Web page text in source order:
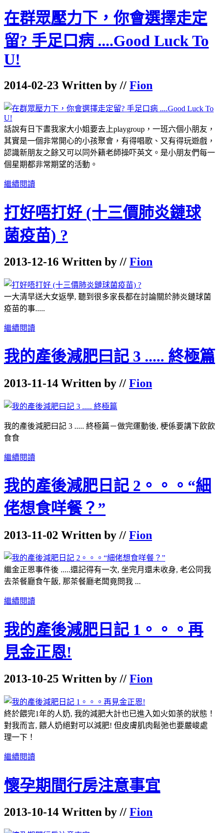
在群眾壓力下，你會選擇走定
留? 手足口病 ....Good Luck To
U!
2014-02-23 Written by // Fion
話說有日下晝我家大小姐要去上playgroup，一班六個小朋友，
其實是一個非常開心的小孩聚會，有得唱歌、又有得玩遊戲，
認識新朋友之餘又可以同外籍老師操吓英文。是小朋友們每一
個星期都非常期望的活動。
繼續閱讀
打好唔打好 (十三價肺炎鏈球
菌疫苗) ?
2013-12-16 Written by // Fion
一大清早送大女返學, 聽到很多家長都在討論關於肺炎鏈球菌
疫苗的事.....
繼續閱讀
我的產後減肥曰記 3 ..... 終極篇
2013-11-14 Written by // Fion
我的產後減肥曰記 3 ..... 終極篇－做完運動後, 梗係要講下飲飲
食食
繼續閱讀
我的產後減肥日記 2。。。“細
佬想食咩餐？”
2013-11-02 Written by // Fion
繼金正恩事件後 .....還記得有一次, 坐完月還未收身, 老公同我
去茶餐廳食午飯, 那茶餐廳老闆竟問我 ...
繼續閱讀
我的產後減肥日記 1。。。再
見金正恩!
2013-10-25 Written by // Fion
終於餵完1年的人奶, 我的減肥大計也已進入如火如荼的狀態！
對我而言, 餵人奶絕對可以減肥! 但皮膚肌肉鬆弛也要嚴峻處
理一下！
繼續閱讀
懷孕期間行房注意事宜
2013-10-14 Written by // Fion